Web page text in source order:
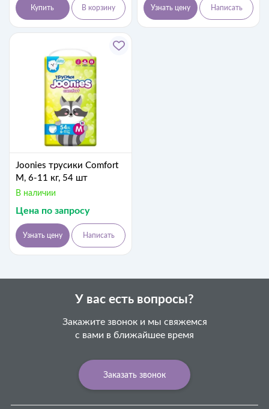
Купить В корзину Узнать цену Написать
Joonies трусики Comfort
M, 6-11 кг, 54 шт
В наличии
Цена по запросу
Узнать цену Написать
У вас есть вопросы?
Закажите звонок и мы свяжемся
с вами в ближайшее время
Заказать звонок